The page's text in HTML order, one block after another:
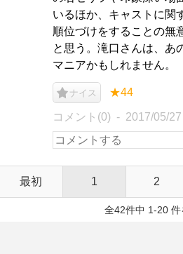
いるほか、キャストに関
順位づけをすることの無
と思う。滝口さんは、あ
マニアかもしれません。
ナイス ★44
コメント(0) 2017/05/27
最初 1 2
全42件中 1-20 件